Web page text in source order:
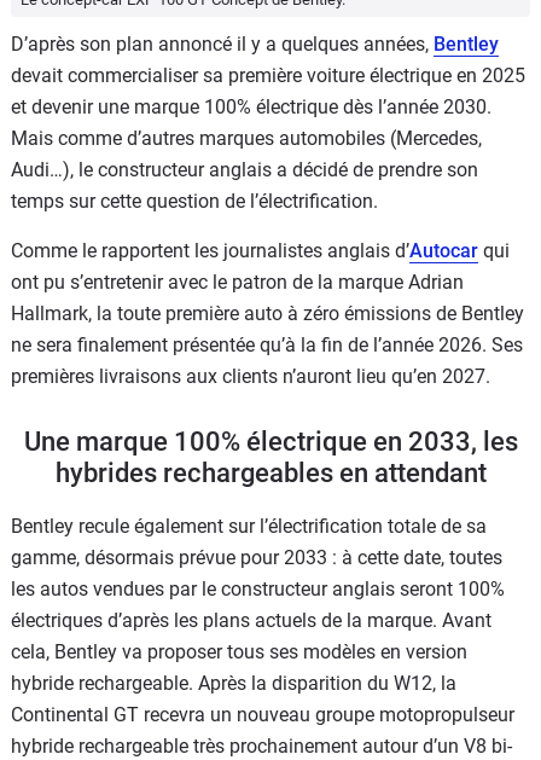
D’après son plan annoncé il y a quelques années, Bentley
devait commercialiser sa première voiture électrique en 2025
et devenir une marque 100% électrique dès l’année 2030.
Mais comme d’autres marques automobiles (Mercedes,
Audi…), le constructeur anglais a décidé de prendre son
temps sur cette question de l’électrification.
Comme le rapportent les journalistes anglais d’Autocar qui
ont pu s’entretenir avec le patron de la marque Adrian
Hallmark, la toute première auto à zéro émissions de Bentley
ne sera finalement présentée qu’à la fin de l’année 2026. Ses
premières livraisons aux clients n’auront lieu qu’en 2027.
Une marque 100% électrique en 2033, les
hybrides rechargeables en attendant
Bentley recule également sur l’électrification totale de sa
gamme, désormais prévue pour 2033 : à cette date, toutes
les autos vendues par le constructeur anglais seront 100%
électriques d’après les plans actuels de la marque. Avant
cela, Bentley va proposer tous ses modèles en version
hybride rechargeable. Après la disparition du W12, la
Continental GT recevra un nouveau groupe motopropulseur
hybride rechargeable très prochainement autour d’un V8 bi-